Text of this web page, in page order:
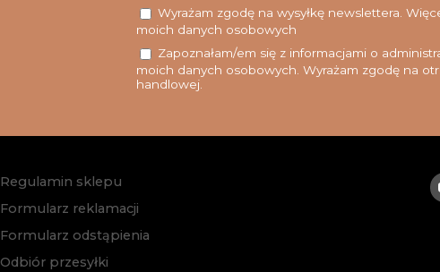
Wyrażam zgodę na wysyłkę newslettera.
moich danych osobowych
Zapoznałam/em się z informacjami o
moich danych osobowych. Wyrażam zgodę na
handlowej.
Regulamin sklepu
Formularz reklamacji
Formularz odstąpienia
Odbiór przesyłki